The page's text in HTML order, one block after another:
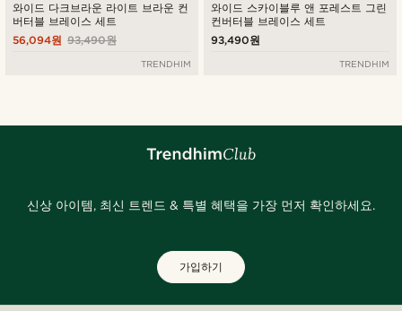
와이드 다크브라운 라이트 브라운 컨
버터블 브레이스 세트
93,490원
56,094원
TRENDHIM
와이드 스카이블루 앤 포레스트 그린
컨버터블 브레이스 세트
93,490원
TRENDHIM
신상 아이템, 최신 트렌드 & 특별 혜택을 가장 먼저 확인하세요.
가입하기